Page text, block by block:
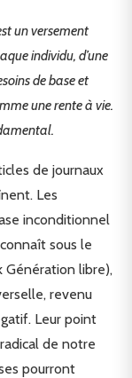
un versement
individu, d’une
de base et
une rente à vie.
de journaux
Les
inconditionnel
sous le
Génération libre),
revenu
Leur point
de notre
pourront